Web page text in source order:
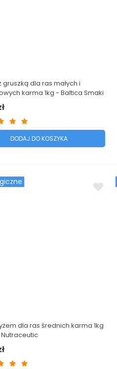
gruszką dla ras małych i
karma 1kg - Baltica Smaki
DODAJ DO KOSZYKA
dla ras średnich karma 1kg